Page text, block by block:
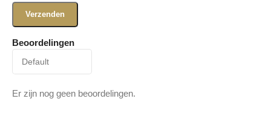
Beoordelingen
Er zijn nog geen beoordelingen.